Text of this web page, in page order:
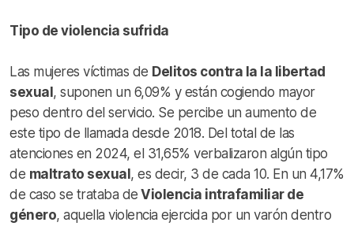
Tipo de violencia sufrida
Las mujeres víctimas de Delitos contra la la libertad
sexual, suponen un 6,09% y están cogiendo mayor
peso dentro del servicio. Se percibe un aumento de
este tipo de llamada desde 2018. Del total de las
atenciones en 2024, el 31,65% verbalizaron algún tipo
de maltrato sexual, es decir, 3 de cada 10. En un 4,17%
de caso se trataba de Violencia intrafamiliar de
género, aquella violencia ejercida por un varón dentro